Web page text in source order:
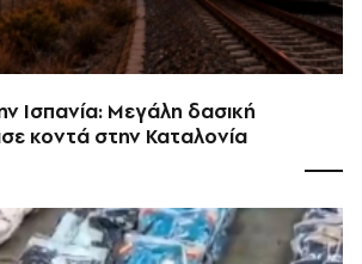
Ισπανία: Μεγάλη δασική
κοντά στην Καταλονία